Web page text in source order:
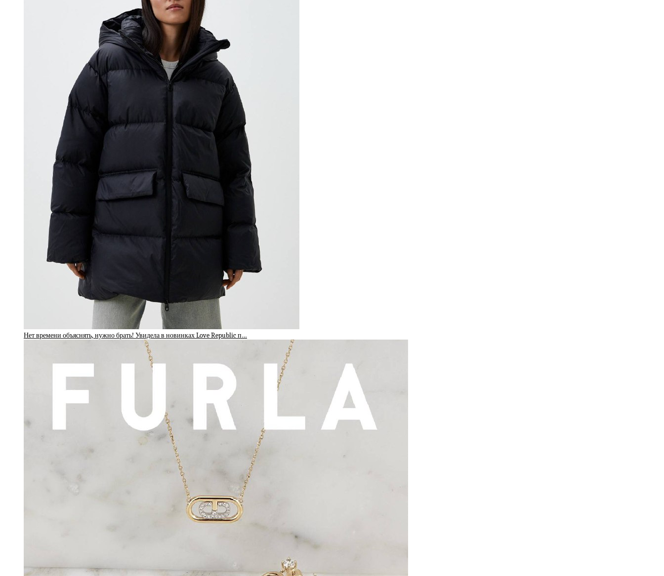
Нет времени объяснять, нужно брать! Увидела в новинках Love Republic п…